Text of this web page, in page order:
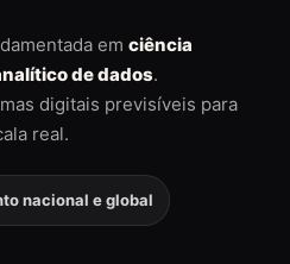
em ciência
de dados.
digitais previsíveis para
real.
nacional e global